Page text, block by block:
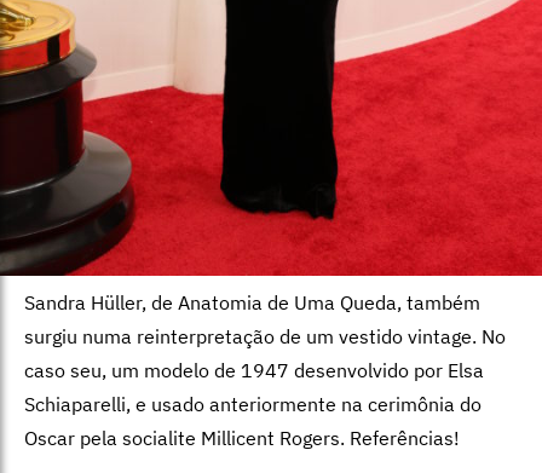
Sandra Hüller, de Anatomia de Uma Queda, também
surgiu numa reinterpretação de um vestido vintage. No
caso seu, um modelo de 1947 desenvolvido por Elsa
Schiaparelli, e usado anteriormente na cerimônia do
Oscar pela socialite Millicent Rogers. Referências!